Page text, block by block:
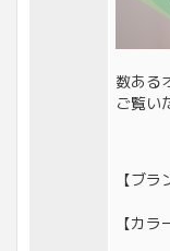
数ある
ご覧い
【ブ
【カ